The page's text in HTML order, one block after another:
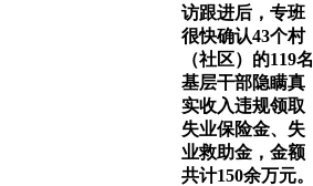
访跟进后，专班
很快确认43个村
（社区）的119名
基层干部隐瞒真
实收入违规领取
失业保险金、失
业救助金，金额
共计150余万元。